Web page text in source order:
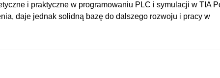
i praktyczne w programowaniu PLC i symulacji w TIA
daje jednak solidną bazę do dalszego rozwoju i pracy w